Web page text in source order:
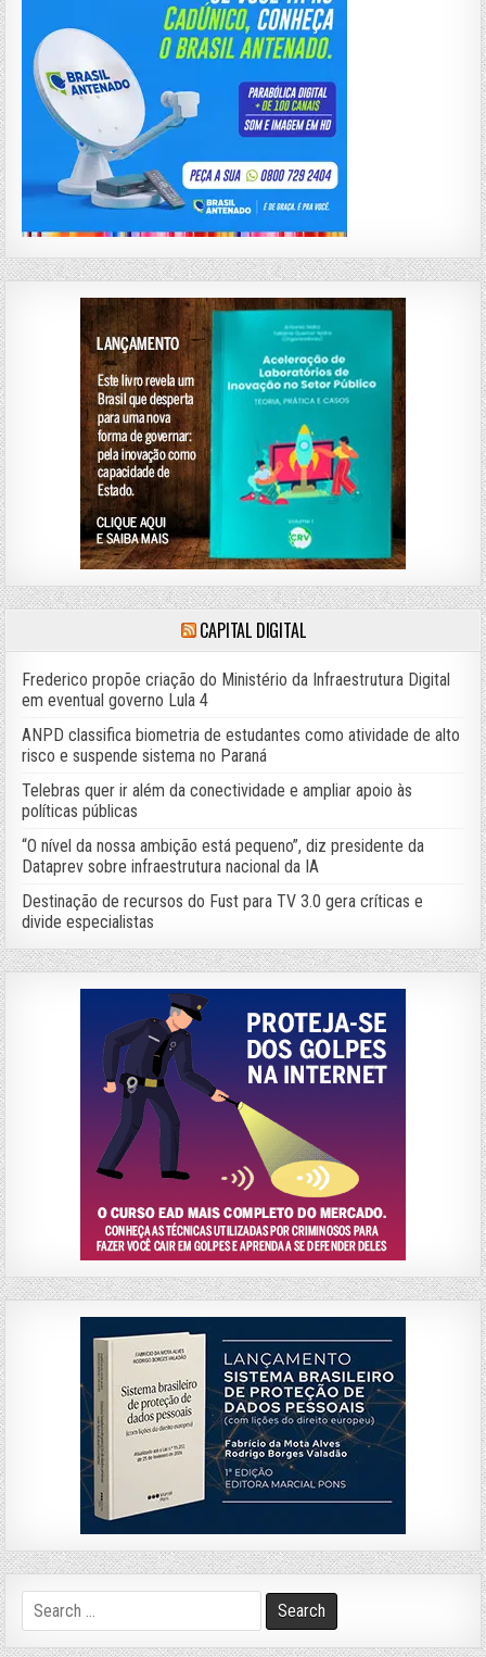
CAPITAL DIGITAL
Frederico propõe criação do Ministério da Infraestrutura Digital
em eventual governo Lula 4
ANPD classifica biometria de estudantes como atividade de alto
risco e suspende sistema no Paraná
Telebras quer ir além da conectividade e ampliar apoio às
políticas públicas
“O nível da nossa ambição está pequeno”, diz presidente da
Dataprev sobre infraestrutura nacional da IA
Destinação de recursos do Fust para TV 3.0 gera críticas e
divide especialistas
Search
for: